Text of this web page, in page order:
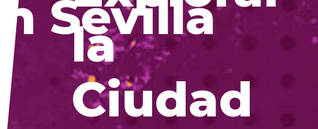
en Sevilla
la
Ciudad